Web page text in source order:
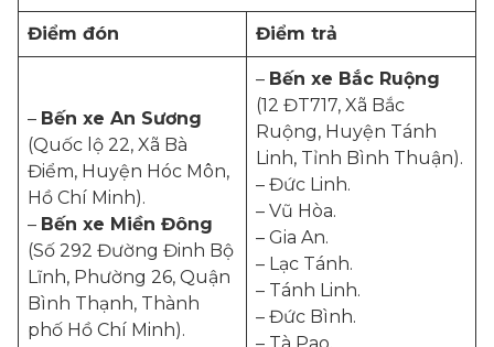
Điểm đón Điểm trả
– Bến xe An Sương
(Quốc lộ 22, Xã Bà
Điểm, Huyện Hóc Môn,
Hồ Chí Minh).
– Bến xe Miền Đông
(Số 292 Đường Đinh Bộ
Lĩnh, Phường 26, Quận
Bình Thạnh, Thành
phố Hồ Chí Minh).
– Bến xe Bắc Ruộng
(12 ĐT717, Xã Bắc
Ruộng, Huyện Tánh
Linh, Tỉnh Bình Thuận).
– Đức Linh.
– Vũ Hòa.
– Gia An.
– Lạc Tánh.
– Tánh Linh.
– Đức Bình.